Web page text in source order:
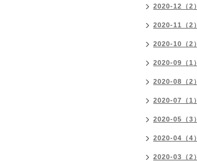
2020-12（2）
2020-11（2）
2020-10（2）
2020-09（1）
2020-08（2）
2020-07（1）
2020-05（3）
2020-04（4）
2020-03（2）